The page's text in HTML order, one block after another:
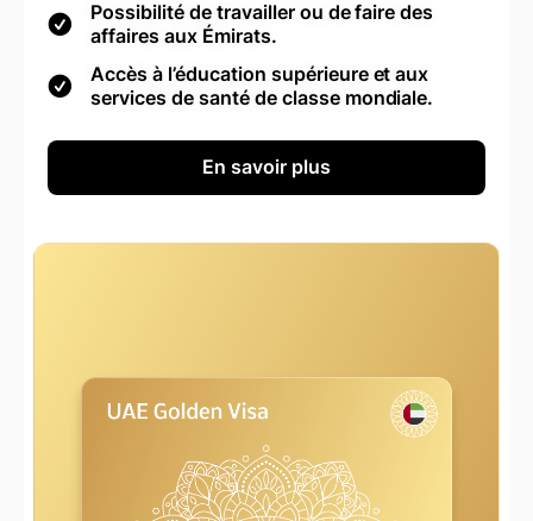
Possibilité de travailler ou de faire des
affaires aux Émirats.
Accès à l’éducation supérieure et aux
services de santé de classe mondiale.
En savoir plus